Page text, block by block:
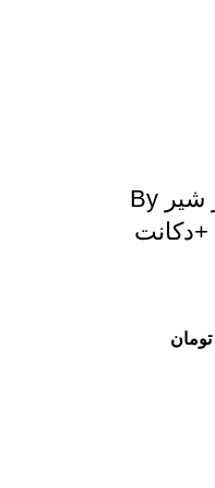
ادکلن بای کیلیان آنجلز شیر By
تومان